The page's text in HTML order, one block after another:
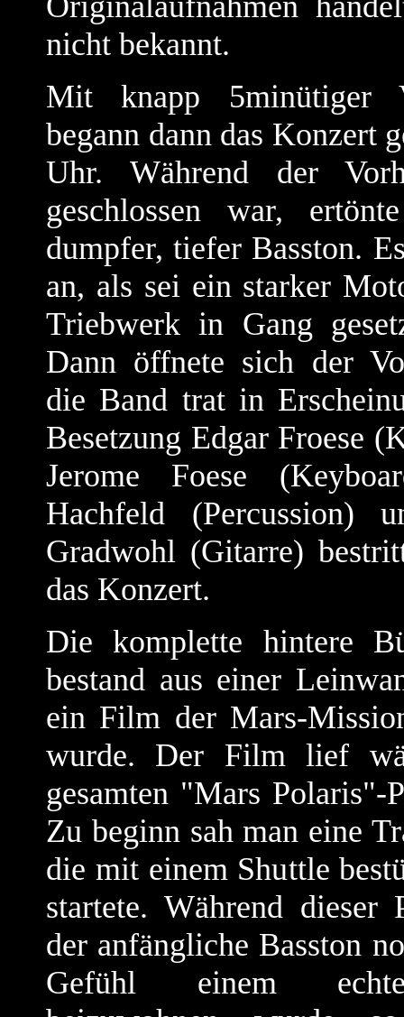
nicht bekannt.
Mit knapp 5minütiger
begann dann das Konzert
Uhr. Während der
geschlossen war,
dumpfer, tiefer Basston.
an, als sei ein starker
Triebwerk in Gang
Dann öffnete sich der
die Band trat in
Besetzung Edgar Froese
Jerome Foese
Hachfeld (Percussion)
Gradwohl (Gitarre)
das Konzert.
Die komplette hintere
bestand aus einer
ein Film der Mars-
wurde. Der Film lief
gesamten "Mars Polaris"-
Zu beginn sah man eine
die mit einem Shuttle
startete. Während dieser
der anfängliche Basston
Gefühl einem